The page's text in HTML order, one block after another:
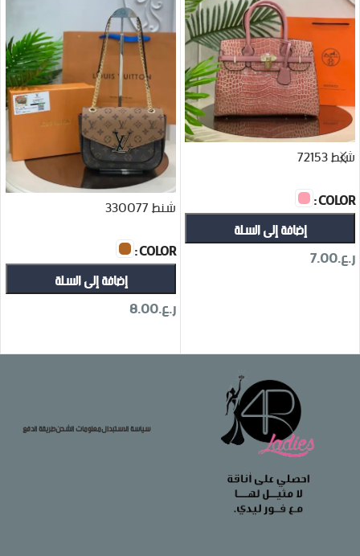
شنط 72153
COLOR
إضافة إلى السلة
ر.ع.7.00
شنط 330077
COLOR
إضافة إلى السلة
ر.ع.8.00
سياسة الاستبدالمعلومات الشحنطريقة الدفع